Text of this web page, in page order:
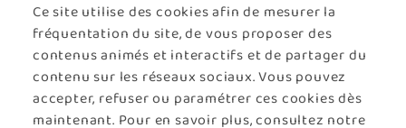
Ce site utilise des cookies afin de mesurer la
fréquentation du site, de vous proposer des
contenus animés et interactifs et de partager du
contenu sur les réseaux sociaux. Vous pouvez
accepter, refuser ou paramétrer ces cookies dès
maintenant. Pour en savoir plus, consultez notre
Tél. 01 30 26 39 41
Horaires d'ouverture :
Lundi au jeudi : 8h30 - 12h30 / 13h30 - 17h45